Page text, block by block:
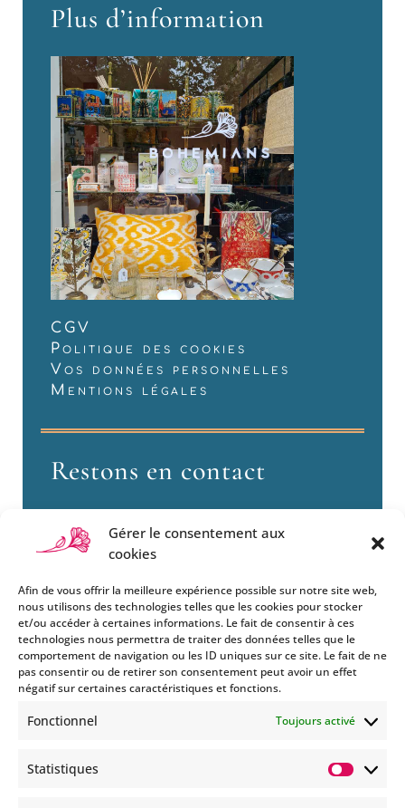
Gérer le consentement aux
cookies
Afin de vous offrir la meilleure expérience possible sur notre site web,
nous utilisons des technologies telles que les cookies pour stocker
et/ou accéder à certaines informations. Le fait de consentir à ces
technologies nous permettra de traiter des données telles que le
comportement de navigation ou les ID uniques sur ce site. Le fait de ne
pas consentir ou de retirer son consentement peut avoir un effet
négatif sur certaines caractéristiques et fonctions.
Fonctionnel Toujours activé
Statistiques
Plus d’information
CGV
Politique des cookies
Vos données personnelles
Mentions légales
Restons en contact
Si vous souhaitez être informés
des nouveautés et évènements
que nous organisons
abonnez-vous à notre
de nos MMS.